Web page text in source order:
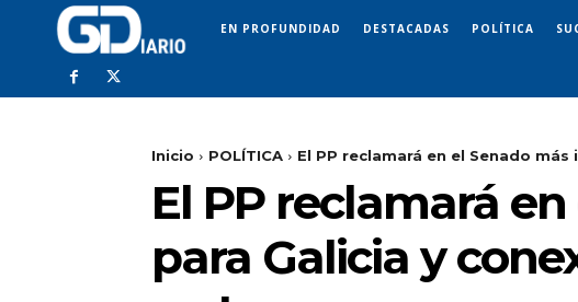
EN PROFUNDIDAD DESTACADAS POLÍTICA
Inicio POLÍTICA El PP reclamará en el Senado
El PP reclamará
para Galicia y